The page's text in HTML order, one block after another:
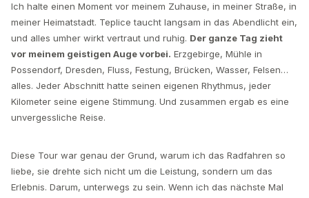
Ich halte einen Moment vor meinem Zuhause, in meiner Straße, in
meiner Heimatstadt. Teplice taucht langsam in das Abendlicht ein,
und alles umher wirkt vertraut und ruhig. Der ganze Tag zieht
vor meinem geistigen Auge vorbei. Erzgebirge, Mühle in
Possendorf, Dresden, Fluss, Festung, Brücken, Wasser, Felsen…
alles. Jeder Abschnitt hatte seinen eigenen Rhythmus, jeder
Kilometer seine eigene Stimmung. Und zusammen ergab es eine
unvergessliche Reise.
Diese Tour war genau der Grund, warum ich das Radfahren so
liebe, sie drehte sich nicht um die Leistung, sondern um das
Erlebnis. Darum, unterwegs zu sein. Wenn ich das nächste Mal